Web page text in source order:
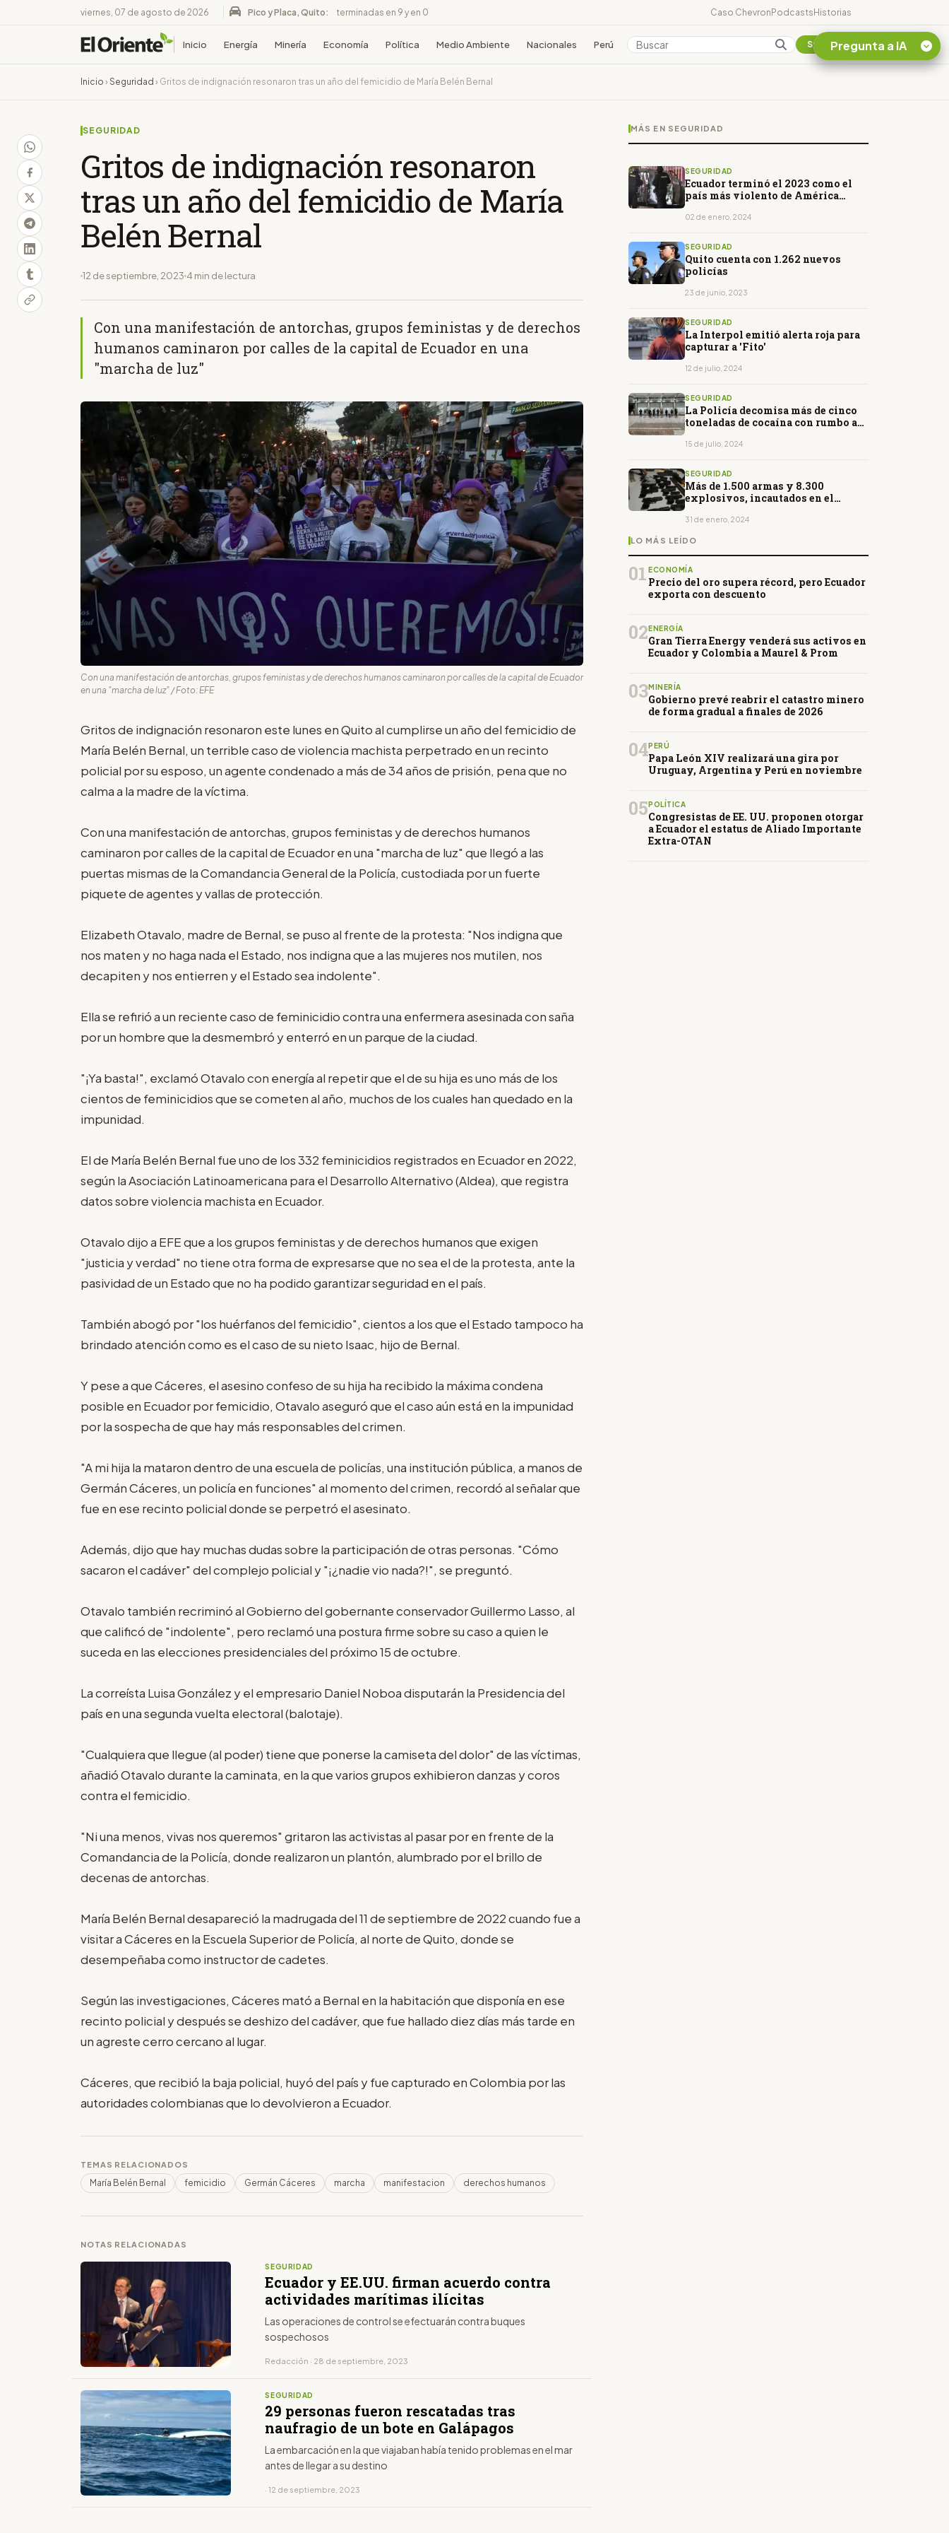
viernes, 07 de agosto de 2026 Pico y Placa, Quito: terminadas en 9 y en 0 Caso ChevronPodcastsHistorias
Inicio Energía Minería Economía Política Medio Ambiente Nacionales Perú Colombia Suscribirse
Inicio › Seguridad › Gritos de indignación resonaron tras un año del femicidio de María Belén Bernal
SEGURIDAD
Gritos de indignación resonaron
tras un año del femicidio de María
Belén Bernal
12 de septiembre, 2023 4 min de lectura
Con una manifestación de antorchas, grupos feministas y de derechos
humanos caminaron por calles de la capital de Ecuador en una
"marcha de luz"
Con una manifestación de antorchas, grupos feministas y de derechos humanos caminaron por calles de la capital de Ecuador
en una "marcha de luz" / Foto: EFE
Gritos de indignación resonaron este lunes en Quito al cumplirse un año del femicidio de
María Belén Bernal, un terrible caso de violencia machista perpetrado en un recinto
policial por su esposo, un agente condenado a más de 34 años de prisión, pena que no
calma a la madre de la víctima.
Con una manifestación de antorchas, grupos feministas y de derechos humanos
caminaron por calles de la capital de Ecuador en una "marcha de luz" que llegó a las
puertas mismas de la Comandancia General de la Policía, custodiada por un fuerte
piquete de agentes y vallas de protección.
Elizabeth Otavalo, madre de Bernal, se puso al frente de la protesta: "Nos indigna que
nos maten y no haga nada el Estado, nos indigna que a las mujeres nos mutilen, nos
decapiten y nos entierren y el Estado sea indolente".
Ella se refirió a un reciente caso de feminicidio contra una enfermera asesinada con saña
por un hombre que la desmembró y enterró en un parque de la ciudad.
"¡Ya basta!", exclamó Otavalo con energía al repetir que el de su hija es uno más de los
cientos de feminicidios que se cometen al año, muchos de los cuales han quedado en la
impunidad.
El de María Belén Bernal fue uno de los 332 feminicidios registrados en Ecuador en 2022,
según la Asociación Latinoamericana para el Desarrollo Alternativo (Aldea), que registra
datos sobre violencia machista en Ecuador.
Otavalo dijo a EFE que a los grupos feministas y de derechos humanos que exigen
"justicia y verdad" no tiene otra forma de expresarse que no sea el de la protesta, ante la
pasividad de un Estado que no ha podido garantizar seguridad en el país.
También abogó por "los huérfanos del femicidio", cientos a los que el Estado tampoco ha
brindado atención como es el caso de su nieto Isaac, hijo de Bernal.
Y pese a que Cáceres, el asesino confeso de su hija ha recibido la máxima condena
posible en Ecuador por femicidio, Otavalo aseguró que el caso aún está en la impunidad
por la sospecha de que hay más responsables del crimen.
"A mi hija la mataron dentro de una escuela de policías, una institución pública, a manos de
Germán Cáceres, un policía en funciones" al momento del crimen, recordó al señalar que
fue en ese recinto policial donde se perpetró el asesinato.
Además, dijo que hay muchas dudas sobre la participación de otras personas. "Cómo
sacaron el cadáver" del complejo policial y "¡¿nadie vio nada?!", se preguntó.
Otavalo también recriminó al Gobierno del gobernante conservador Guillermo Lasso, al
que calificó de "indolente", pero reclamó una postura firme sobre su caso a quien le
suceda en las elecciones presidenciales del próximo 15 de octubre.
La correísta Luisa González y el empresario Daniel Noboa disputarán la Presidencia del
país en una segunda vuelta electoral (balotaje).
"Cualquiera que llegue (al poder) tiene que ponerse la camiseta del dolor" de las víctimas,
añadió Otavalo durante la caminata, en la que varios grupos exhibieron danzas y coros
contra el femicidio.
"Ni una menos, vivas nos queremos" gritaron las activistas al pasar por en frente de la
Comandancia de la Policía, donde realizaron un plantón, alumbrado por el brillo de
decenas de antorchas.
María Belén Bernal desapareció la madrugada del 11 de septiembre de 2022 cuando fue a
visitar a Cáceres en la Escuela Superior de Policía, al norte de Quito, donde se
desempeñaba como instructor de cadetes.
Según las investigaciones, Cáceres mató a Bernal en la habitación que disponía en ese
recinto policial y después se deshizo del cadáver, que fue hallado diez días más tarde en
un agreste cerro cercano al lugar.
Cáceres, que recibió la baja policial, huyó del país y fue capturado en Colombia por las
autoridades colombianas que lo devolvieron a Ecuador.
TEMAS RELACIONADOS
María Belén Bernal femicidio Germán Cáceres marcha manifestacion derechos humanos
NOTAS RELACIONADAS
SEGURIDAD
Ecuador y EE.UU. firman acuerdo contra
actividades marítimas ilícitas
Las operaciones de control se efectuarán contra buques
sospechosos
Redacción · 28 de septiembre, 2023
SEGURIDAD
29 personas fueron rescatadas tras
naufragio de un bote en Galápagos
La embarcación en la que viajaban había tenido problemas en el mar
antes de llegar a su destino
· 12 de septiembre, 2023
MÁS EN SEGURIDAD
SEGURIDAD
Ecuador terminó el 2023 como el
país más violento de América
02 de enero, 2024
SEGURIDAD
Quito cuenta con 1.262 nuevos
policías
23 de junio, 2023
SEGURIDAD
La Interpol emitió alerta roja para
capturar a 'Fito'
12 de julio, 2024
SEGURIDAD
La Policía decomisa más de cinco
toneladas de cocaína con rumbo a
15 de julio, 2024
SEGURIDAD
Más de 1.500 armas y 8.300
explosivos, incautados en el
31 de enero, 2024
LO MÁS LEÍDO
01 ECONOMÍA
Precio del oro supera récord, pero Ecuador
exporta con descuento
02 ENERGÍA
Gran Tierra Energy venderá sus activos en
Ecuador y Colombia a Maurel & Prom
03MINERÍA
Gobierno prevé reabrir el catastro minero
de forma gradual a finales de 2026
04PERÚ
Papa León XIV realizará una gira por
Uruguay, Argentina y Perú en noviembre
05 POLÍTICA
Congresistas de EE. UU. proponen otorgar
a Ecuador el estatus de Aliado Importante
Extra-OTAN
Pregunta a IA
¿En que consiste la